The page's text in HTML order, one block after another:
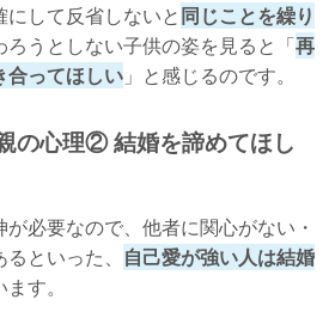
して反省しないと同じことを繰り
ろうとしない子供の姿を見ると「再
合ってほしい 」と感じるのです。
の心理② 結婚を諦めてほし
必要なので、他者に関心がない・
といった、 自己愛が強い人は結婚
す。